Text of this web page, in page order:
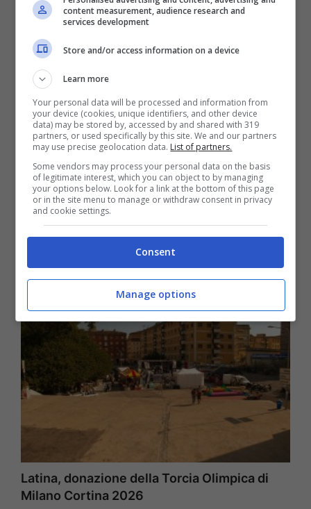
Bologna, proiezioni all’Arena Puccini: fino al
9 settembre
Fino al 9 settembre all’Arena Puccini di Bologna,
Latina, donazione della Torcia Olimpica di
Milano Cortina 2026
content measurement, audience research and
services development
Store and/or access information on a device
Learn more
Your personal data will be processed and information from
your device (cookies, unique identifiers, and other device
data) may be stored by, accessed by and shared with 319
partners, or used specifically by this site. We and our partners
may use precise geolocation data. List of partners.
Some vendors may process your personal data on the basis
of legitimate interest, which you can object to by managing
your options below. Look for a link at the bottom of this page
or in the site menu to manage or withdraw consent in privacy
and cookie settings.
Consent
Manage options